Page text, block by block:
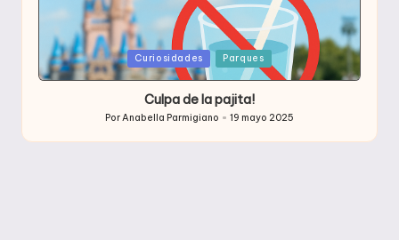
Publicada
en
Curiosidades Parques
Culpa de la pajita!
Publicado
por
PorAnabella Parmigiano 19 mayo 2025